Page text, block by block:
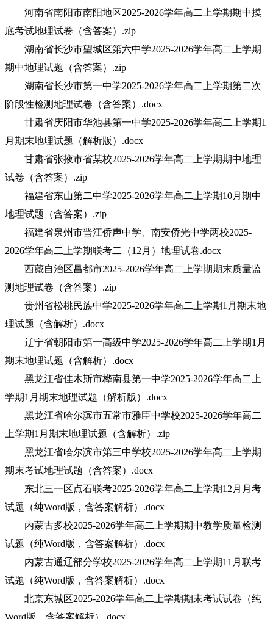
河南省南阳市南阳地区2025-2026学年高二上学期期中摸
底考试地理试卷（含答案）.zip
湖南省长沙市望城区第六中学2025-2026学年高二上学期
期中地理试题（含答案）.zip
湖南省长沙市第一中学2025-2026学年高二上学期第二次
阶段性检测地理试卷（含答案）.docx
甘肃省庆阳市华池县第一中学2025-2026学年高二上学期1
月期末地理试题（解析版）.docx
甘肃省张掖市省某校2025-2026学年高二上学期期中地理
试卷（含答案）.zip
福建省东山第二中学2025-2026学年高二上学期10月期中
地理试题（含答案）.zip
福建省泉州市晋江侨声中学、南安侨光中学两校2025-
2026学年高二上学期联考二（12月）地理试卷.docx
西藏自治区昌都市2025-2026学年高二上学期期末质量监
测地理试卷（含答案）.zip
贵州省松桃民族中学2025-2026学年高二上学期1月期末地
理试题（含解析）.docx
辽宁省朝阳市第一高级中学2025-2026学年高二上学期1月
期末地理试题（含解析）.docx
黑龙江省佳木斯市桦南县第一中学2025-2026学年高二上
学期1月期末地理试题（解析版）.docx
黑龙江省哈尔滨市五常市雅臣中学校2025-2026学年高二
上学期1月期末地理试题（含解析）.zip
黑龙江省哈尔滨市第三中学校2025-2026学年高二上学期
期末考试地理试题（含答案）.docx
东北三一区点石联考2025-2026学年高二上学期12月月考
试题（纯Word版，含答案解析）.docx
内蒙古多校2025-2026学年高二上学期期中教学质量检测
试题（纯Word版，含答案解析）.docx
内蒙古通辽部分学校2025-2026学年高二上学期11月联考
试题（纯Word版，含答案解析）.docx
北京东城区2025-2026学年高二上学期期末考试试卷（纯
Word版，含答案解析）.docx